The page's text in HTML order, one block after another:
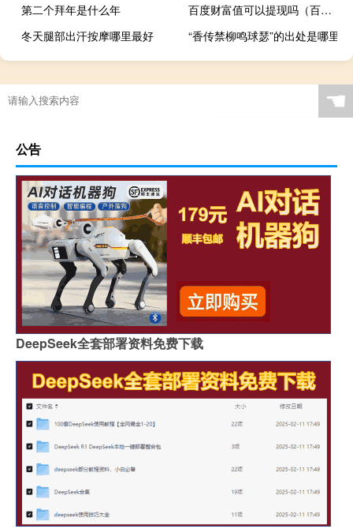
第二个拜年是什么年
百度财富值可以提现吗（百度财富值）
冬天腿部出汗按摩哪里最好
“香传禁柳鸣球瑟”的出处是哪里
☚
公告
DeepSeek全套部署资料免费下载